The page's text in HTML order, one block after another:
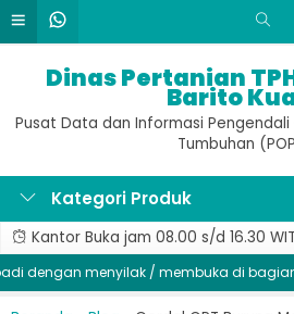
Dinas Pertanian
Barito
Pusat Data dan Informasi
Tumbuhan
Kategori Produk
Kantor Buka jam 08.00 s/d 16.30
menyilak / membuka di bagian